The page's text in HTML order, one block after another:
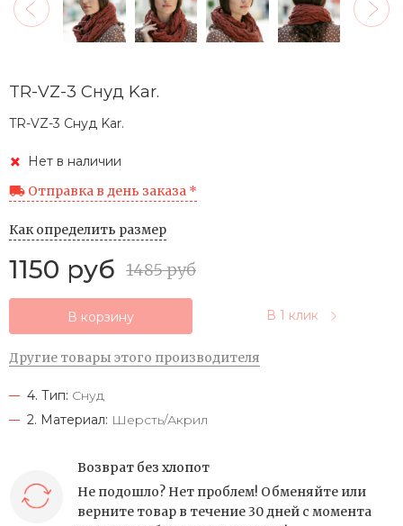
TR-VZ-3 Снуд Kar.
TR-VZ-3 Снуд Kar.
Нет в наличии
Отправка в день заказа *
Как определить размер
1150 руб 1485 руб
В корзину В 1 клик
Другие товары этого производителя
4. Тип: Снуд
2. Материал: Шерсть/Акрил
Возврат без хлопот
Не подошло? Нет проблем! Обменяйте или
верните товар в течение 30 дней с момента